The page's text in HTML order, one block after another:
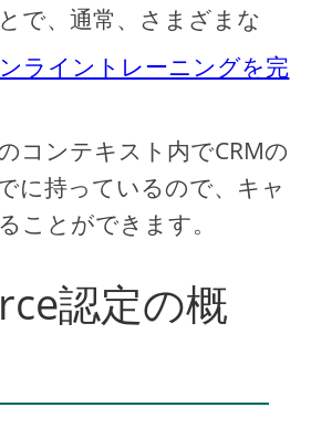
で、通常、さまざまな
ライントレーニングを完
コンテキスト内でCRMの
に持っているので、キャ
ことができます。
認定の概